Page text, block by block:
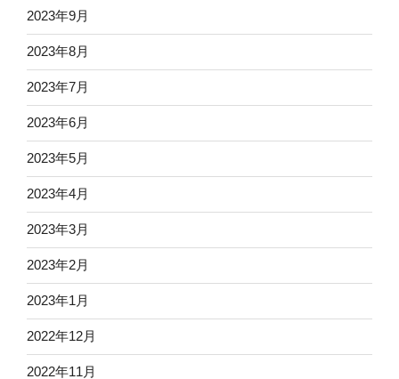
2023年9月
2023年8月
2023年7月
2023年6月
2023年5月
2023年4月
2023年3月
2023年2月
2023年1月
2022年12月
2022年11月